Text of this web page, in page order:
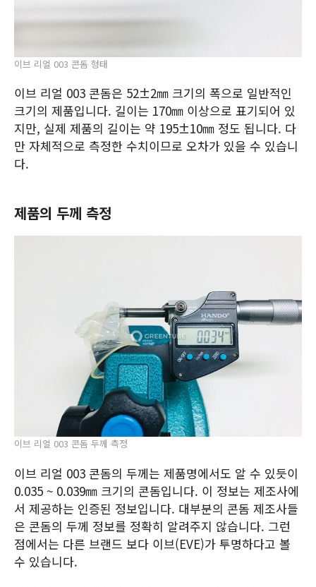
이브 리얼 003 콘돔 형태
이브 리얼 003 콘돔은 52±2㎜ 크기의 폭으로 일반적인
크기의 제품입니다. 길이는 170㎜ 이상으로 표기되어 있
지만, 실제 제품의 길이는 약 195±10㎜ 정도 됩니다. 다
만 자체적으로 측정한 수치이므로 오차가 있을 수 있습니
다.
제품의 두께 측정
이브 리얼 003 콘돔 두께 측정
이브 리얼 003 콘돔의 두께는 제품명에서도 알 수 있듯이
0.035 ~ 0.039㎜ 크기의 콘돔입니다. 이 정보는 제조사에
서 제공하는 인증된 정보입니다. 대부분의 콘돔 제조사들
은 콘돔의 두께 정보를 정확히 알려주지 않습니다. 그런
점에서는 다른 브랜드 보다 이브(EVE)가 투명하다고 볼
수 있습니다.